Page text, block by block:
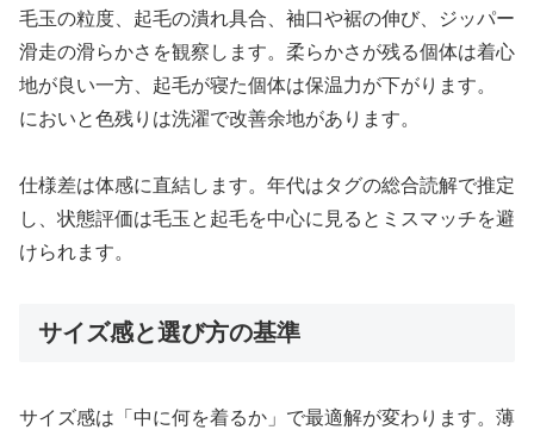
毛玉の粒度、起毛の潰れ具合、袖口や裾の伸び、ジッパー
滑走の滑らかさを観察します。柔らかさが残る個体は着心
地が良い一方、起毛が寝た個体は保温力が下がります。
においと色残りは洗濯で改善余地があります。
仕様差は体感に直結します。年代はタグの総合読解で推定
し、状態評価は毛玉と起毛を中心に見るとミスマッチを避
けられます。
サイズ感と選び方の基準
サイズ感は「中に何を着るか」で最適解が変わります。薄